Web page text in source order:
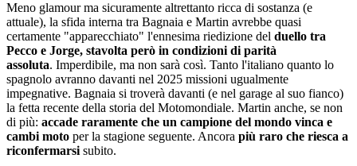
Meno glamour ma sicuramente altrettanto ricca di sostanza (e
attuale), la sfida interna tra Bagnaia e Martin avrebbe quasi
certamente "apparecchiato" l'ennesima riedizione del duello tra
Pecco e Jorge, stavolta però in condizioni di parità
assoluta. Imperdibile, ma non sarà così. Tanto l'italiano quanto lo
spagnolo avranno davanti nel 2025 missioni ugualmente
impegnative. Bagnaia si troverà davanti (e nel garage al suo fianco)
la fetta recente della storia del Motomondiale. Martin anche, se non
di più: accade raramente che un campione del mondo vinca e
cambi moto per la stagione seguente. Ancora più raro che riesca a
riconfermarsi subito.